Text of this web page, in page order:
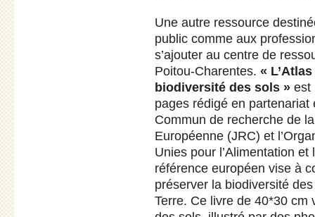
Une autre ressource
public comme aux
s’ajouter au centre de
Poitou-Charentes. «
biodiversité des sols » est
pages rédigé en partenariat
Commun de recherche de
Européenne (JRC) et
Unies pour l’Alimentation
référence européen vise à
préserver la biodiversité
Terre. Ce livre de 40*30 cm